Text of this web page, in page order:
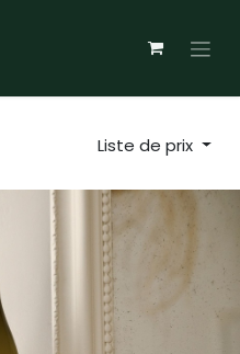
Liste de prix